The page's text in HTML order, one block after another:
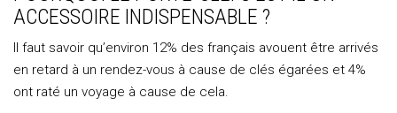
ACCESSOIRE INDISPENSABLE ?
Il faut savoir qu’environ 12% des français avouent être arrivés
en retard à un rendez-vous à cause de clés égarées et 4%
ont raté un voyage à cause de cela.